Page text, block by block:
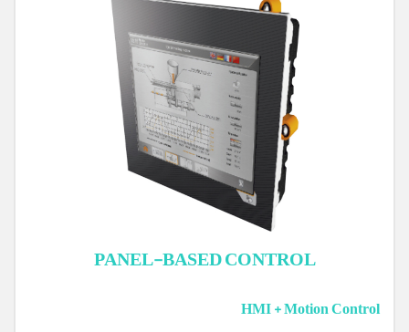
PANEL-BASED CONTROL
HMI + Motion Control